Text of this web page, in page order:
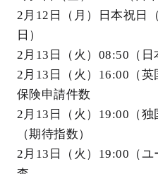
2月12日（月）日本祝日
日）
2月13日（火）08:50（
2月13日（火）16:00（
保険申請件数
2月13日（火）19:00（
（期待指数）
2月13日（火）19:00（